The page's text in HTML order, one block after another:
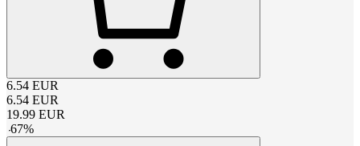
6.54 EUR
6.54 EUR
19.99 EUR
-67%